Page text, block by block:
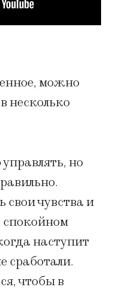
можно
несколько
но
чувства и
спокойном
наступит
сработали.
чтобы в